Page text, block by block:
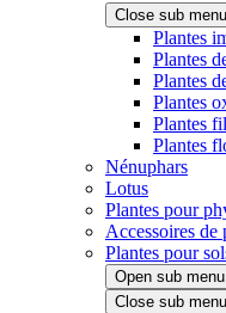
Close sub menu
Plantes
Plantes
Plantes
Plantes
Plantes
Plantes
Nénuphars
Lotus
Plantes pour
Accessoires de
Plantes pour
Open sub menu
Close sub menu